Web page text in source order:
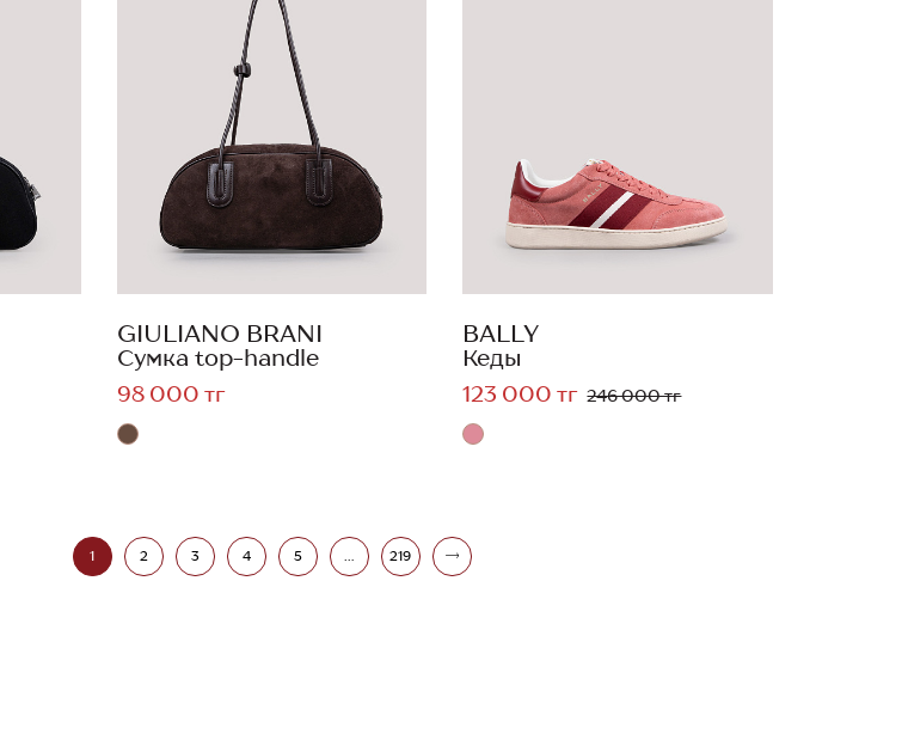
GIULIANO BRANI
Сумка top-handle
98 000 тг
BALLY
Кеды
123 000 тг 246 000 тг
1 2 3 4 5 219